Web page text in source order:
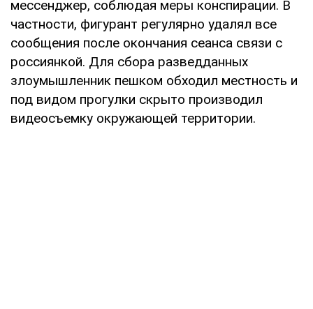
мессенджер, соблюдая меры конспирации. В
частности, фигурант регулярно удалял все
сообщения после окончания сеанса связи с
россиянкой. Для сбора разведданных
злоумышленник пешком обходил местность и
под видом прогулки скрыто производил
видеосъемку окружающей территории.